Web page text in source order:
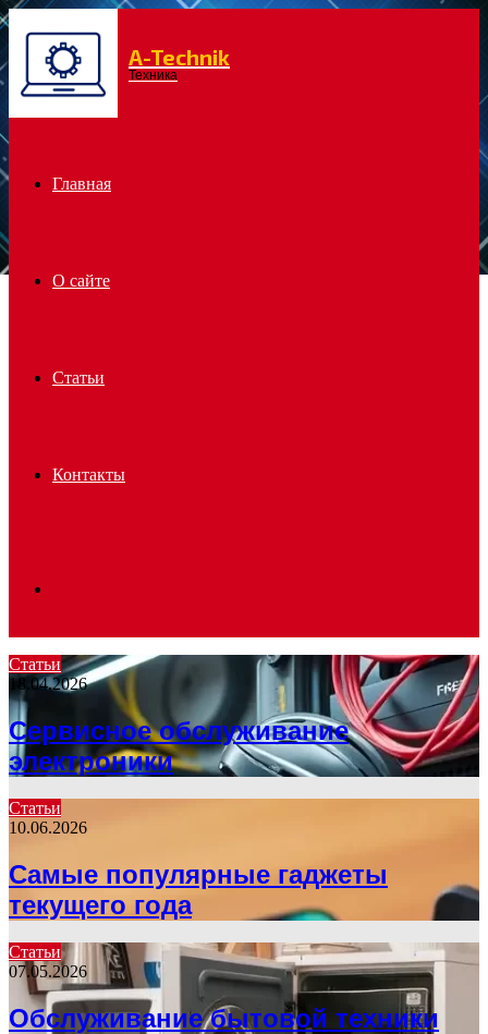
Menu A-Technik
Техника
Главная
О сайте
Статьи
Контакты
for
Статьи
18.04.2026
Сервисное обслуживание
электроники
Статьи
10.06.2026
Самые популярные гаджеты
текущего года
Статьи
07.05.2026
Обслуживание бытовой техники